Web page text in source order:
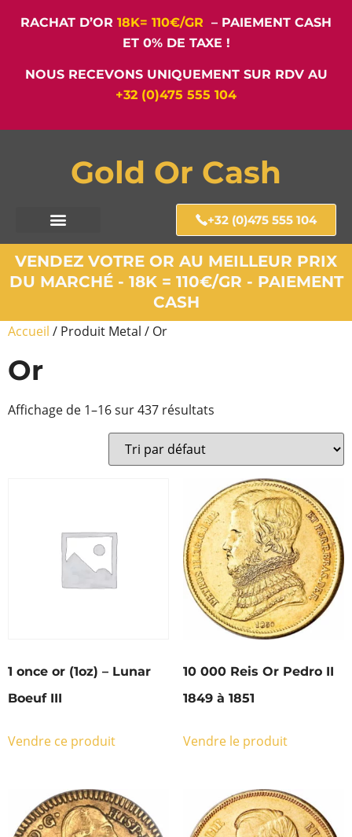
RACHAT D’OR 18K= 110€/GR – PAIEMENT CASH
ET 0% DE TAXE !
NOUS RECEVONS UNIQUEMENT SUR RDV AU
+32 (0)475 555 104
Gold Or Cash
+32 (0)475 555 104
VENDEZ VOTRE OR AU MEILLEUR PRIX
DU MARCHÉ - 18K = 110€/GR - PAIEMENT
CASH
Accueil / Produit Metal / Or
Or
Affichage de 1–16 sur 437 résultats
1 once or (1oz) – Lunar
Boeuf III
Vendre ce produit
10 000 Reis Or Pedro II
1849 à 1851
Vendre le produit